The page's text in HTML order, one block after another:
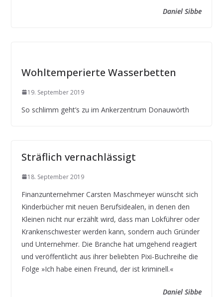
Daniel Sibbe
Wohltemperierte Wasserbetten
19. September 2019
So schlimm geht’s zu im Ankerzentrum Donauwörth
Sträflich vernachlässigt
18. September 2019
Finanzunternehmer Carsten Maschmeyer wünscht sich
Kinderbücher mit neuen Berufsidealen, in denen den
Kleinen nicht nur erzählt wird, dass man Lokführer oder
Krankenschwester werden kann, sondern auch Gründer
und Unternehmer. Die Branche hat umgehend reagiert
und veröffentlicht aus ihrer beliebten Pixi-Buchreihe die
Folge »Ich habe einen Freund, der ist kriminell.«
Daniel Sibbe